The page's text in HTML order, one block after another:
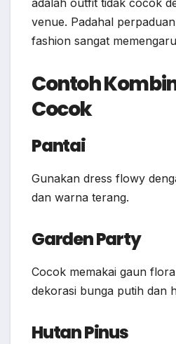
adalah outfit tidak cocok
venue. Padahal
fashion sangat
Contoh
Cocok
Pantai
Gunakan dress flowy
dan warna terang.
Garden Party
Cocok memakai gaun
dekorasi bunga putih dan
Hutan Pinus